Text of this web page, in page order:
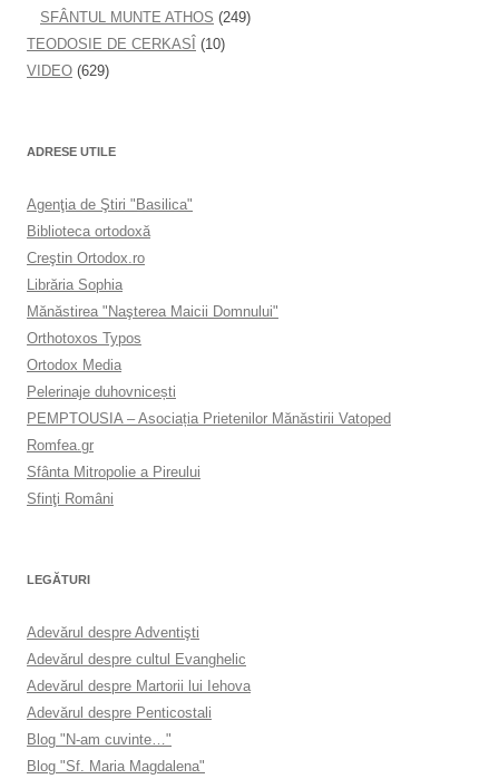
SFÂNTUL MUNTE ATHOS (249)
TEODOSIE DE CERKASÎ (10)
VIDEO (629)
ADRESE UTILE
Agenţia de Ştiri "Basilica"
Biblioteca ortodoxă
Creştin Ortodox.ro
Librăria Sophia
Mănăstirea "Naşterea Maicii Domnului"
Orthotoxos Typos
Ortodox Media
Pelerinaje duhovnicești
PEMPTOUSIA – Asociația Prietenilor Mănăstirii Vatoped
Romfea.gr
Sfânta Mitropolie a Pireului
Sfinţi Români
LEGĂTURI
Adevărul despre Adventişti
Adevărul despre cultul Evanghelic
Adevărul despre Martorii lui Iehova
Adevărul despre Penticostali
Blog "N-am cuvinte…"
Blog "Sf. Maria Magdalena"